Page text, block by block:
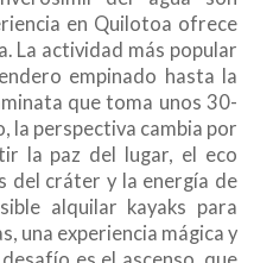
en Quilotoa ofrece
La actividad más popular
empinado hasta la
que toma unos 30-
la perspectiva cambia por
la paz del lugar, el eco
del cráter y la energía de
alquilar kayaks para
una experiencia mágica y